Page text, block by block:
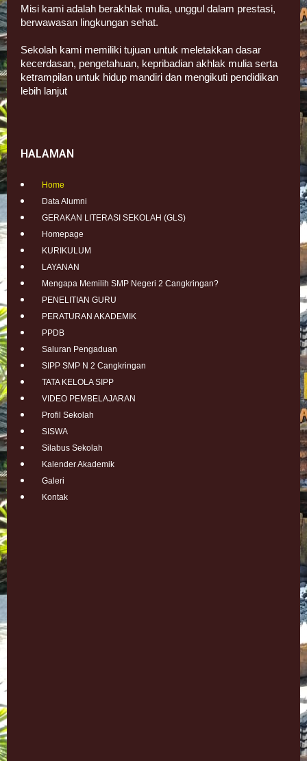
Misi kami adalah berakhlak mulia, unggul dalam prestasi,
berwawasan lingkungan sehat.
Sekolah kami memiliki tujuan untuk meletakkan dasar
kecerdasan, pengetahuan, kepribadian akhlak mulia serta
ketrampilan untuk hidup mandiri dan mengikuti pendidikan
lebih lanjut
HALAMAN
Home
Data Alumni
GERAKAN LITERASI SEKOLAH (GLS)
Homepage
KURIKULUM
LAYANAN
Mengapa Memilih SMP Negeri 2 Cangkringan?
PENELITIAN GURU
PERATURAN AKADEMIK
PPDB
Saluran Pengaduan
SIPP SMP N 2 Cangkringan
TATA KELOLA SIPP
VIDEO PEMBELAJARAN
Profil Sekolah
SISWA
Silabus Sekolah
Kalender Akademik
Galeri
Kontak